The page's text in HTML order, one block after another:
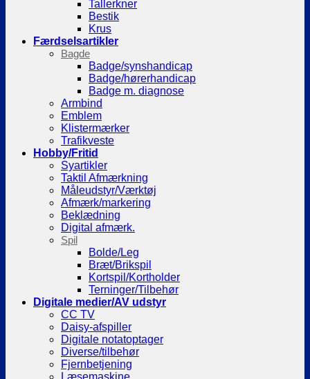
Tallerkner
Bestik
Krus
Færdselsartikler
Bagde
Badge/synshandicap
Badge/hørerhandicap
Badge m. diagnose
Armbind
Emblem
Klistermærker
Trafikveste
Hobby/Fritid
Syartikler
Taktil Afmærkning
Måleudstyr/Værktøj
Afmærk/markering
Beklædning
Digital afmærk.
Spil
Bolde/Leg
Bræt/Brikspil
Kortspil/Kortholder
Terninger/Tilbehør
Digitale medier/AV udstyr
CC TV
Daisy-afspiller
Digitale notatoptager
Diverse/tilbehør
Fjernbetjening
Læsemaskine